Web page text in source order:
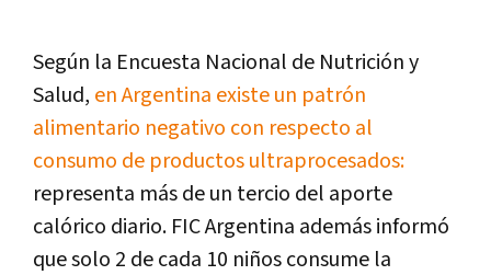
Según la Encuesta Nacional de Nutrición y
Salud, en Argentina existe un patrón
alimentario negativo con respecto al
consumo de productos ultraprocesados:
representa más de un tercio del aporte
calórico diario. FIC Argentina además informó
que solo 2 de cada 10 niños consume la